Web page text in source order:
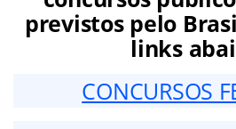
previstos pelo
links
CONCURSOS